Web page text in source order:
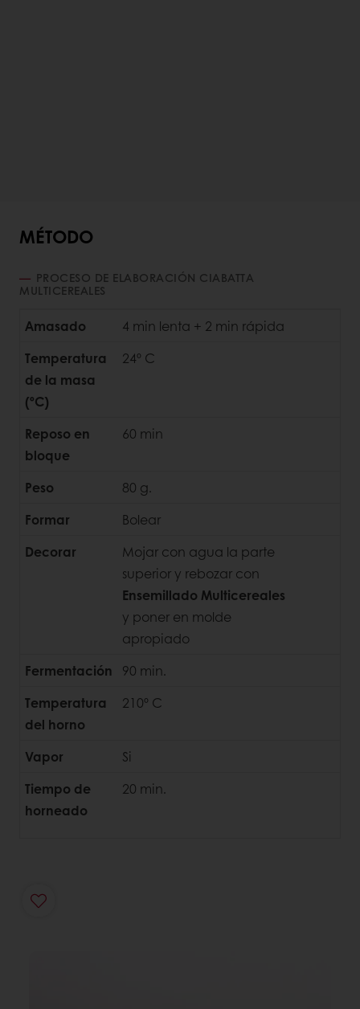
MÉTODO
PROCESO DE ELABORACIÓN CIABATTA
MULTICEREALES
Amasado
4 min lenta + 2 min rápida
Temperatura
de la masa
(ºC)
24º C
Reposo en
bloque
60 min
Peso
80 g.
Formar
Bolear
Decorar
Mojar con agua la parte
superior y rebozar con
Ensemillado Multicereales
y poner en molde
apropiado
Fermentación
90 min.
Temperatura
del horno
210º C
Vapor
Si
Tiempo de
horneado
20 min.